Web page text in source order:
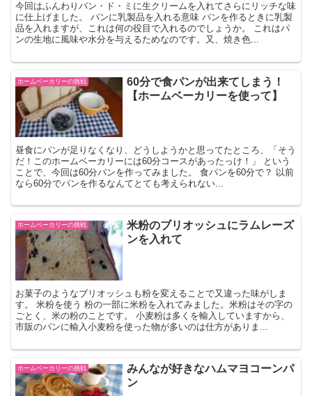
今回はふんわりパン・ド・ミに生クリームを入れてさらにリッチな味
に仕上げました。 パンに乳製品を入れる意味 パンを作るときに乳製
品を入れますが、これは何の役目で入れるのでしょうか。 これはパ
ンの生地に風味や水分を与えるためなのです。又、焼き色...
ホームベーカリーの挑戦
60分で食パンが出来てしまう！
【ホームベーカリーを使って】
昼食にパンが足りなくなり、どうしようかと思ってたところ、「そう
だ！このホームベーカリーには60分コースがあったっけ！」 という
ことで、今回は60分パンを作ってみました。 食パンを60分で？ 以前
なら60分でパンを作るなんてとても考えられない...
ホームベーカリーの挑戦
米粉のブリオッシュにラムレーズ
ンを入れて
お菓子のようなブリオッシュも粉を変えることで又違った味がしま
す。 米粉を使う 粉の一部に米粉を入れてみました。米粉はその字の
ごとく、米の粉のことです。 小麦粉は多くを輸入していますから、
市販のパンに輸入小麦粉を使った物が多いのは仕方がありま...
ホームベーカリーの挑戦
みんなが好きなハムマヨコーンパ
ン